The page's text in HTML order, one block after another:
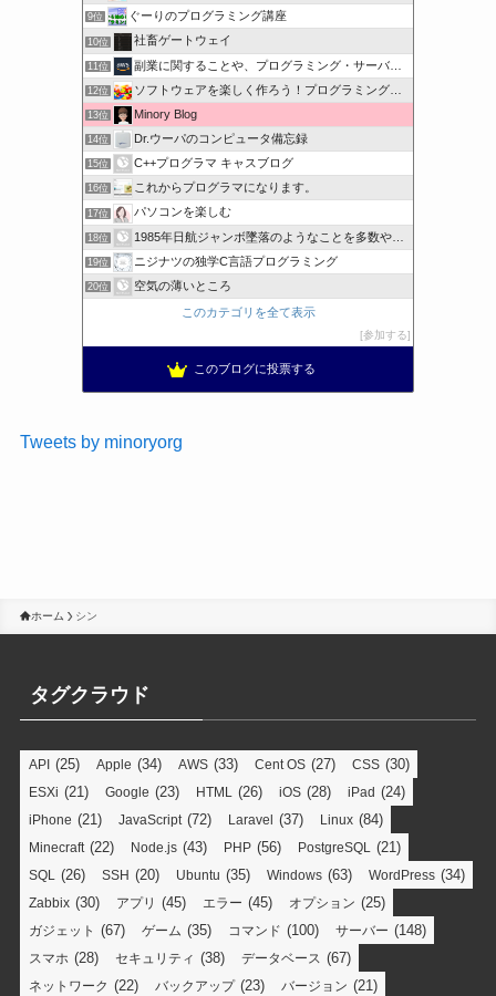
9位 ぐーりのプログラミング講座
10位 社畜ゲートウェイ
11位 副業に関することや、プログラミング・サーバー関係
12位 ソフトウェアを楽しく作ろう！プログラミング言語【C#】を学ぶ
13位 Minory Blog
14位 Dr.ウーパのコンピュータ備忘録
15位 C++プログラマ キャスブログ
16位 これからプログラマになります。
17位 パソコンを楽しむ
18位 1985年日航ジャンボ墜落のようなことを多数やらせるのは誰か
19位 ニジナツの独学C言語プログラミング
20位 空気の薄いところ
このカテゴリを全て表示
参加する
このブログに投票する
Tweets by minoryorg
ホーム シン
タグクラウド
API (25) Apple (34) AWS (33) Cent OS (27) CSS (30)
ESXi (21) Google (23) HTML (26) iOS (28) iPad (24)
iPhone (21) JavaScript(72) Laravel (37) Linux (84)
Minecraft(22) Node.js (43) PHP (56) PostgreSQL (21)
SQL (26) SSH (20) Ubuntu (35) Windows (63) WordPress (34)
Zabbix (30) アプリ (45) エラー (45) オプション (25)
ガジェット (67) ゲーム (35) コマンド (100) サーバー (148)
スマホ (28) セキュリティ (38) データベース (67)
ネットワーク (22) バックアップ(23) バージョン (21)